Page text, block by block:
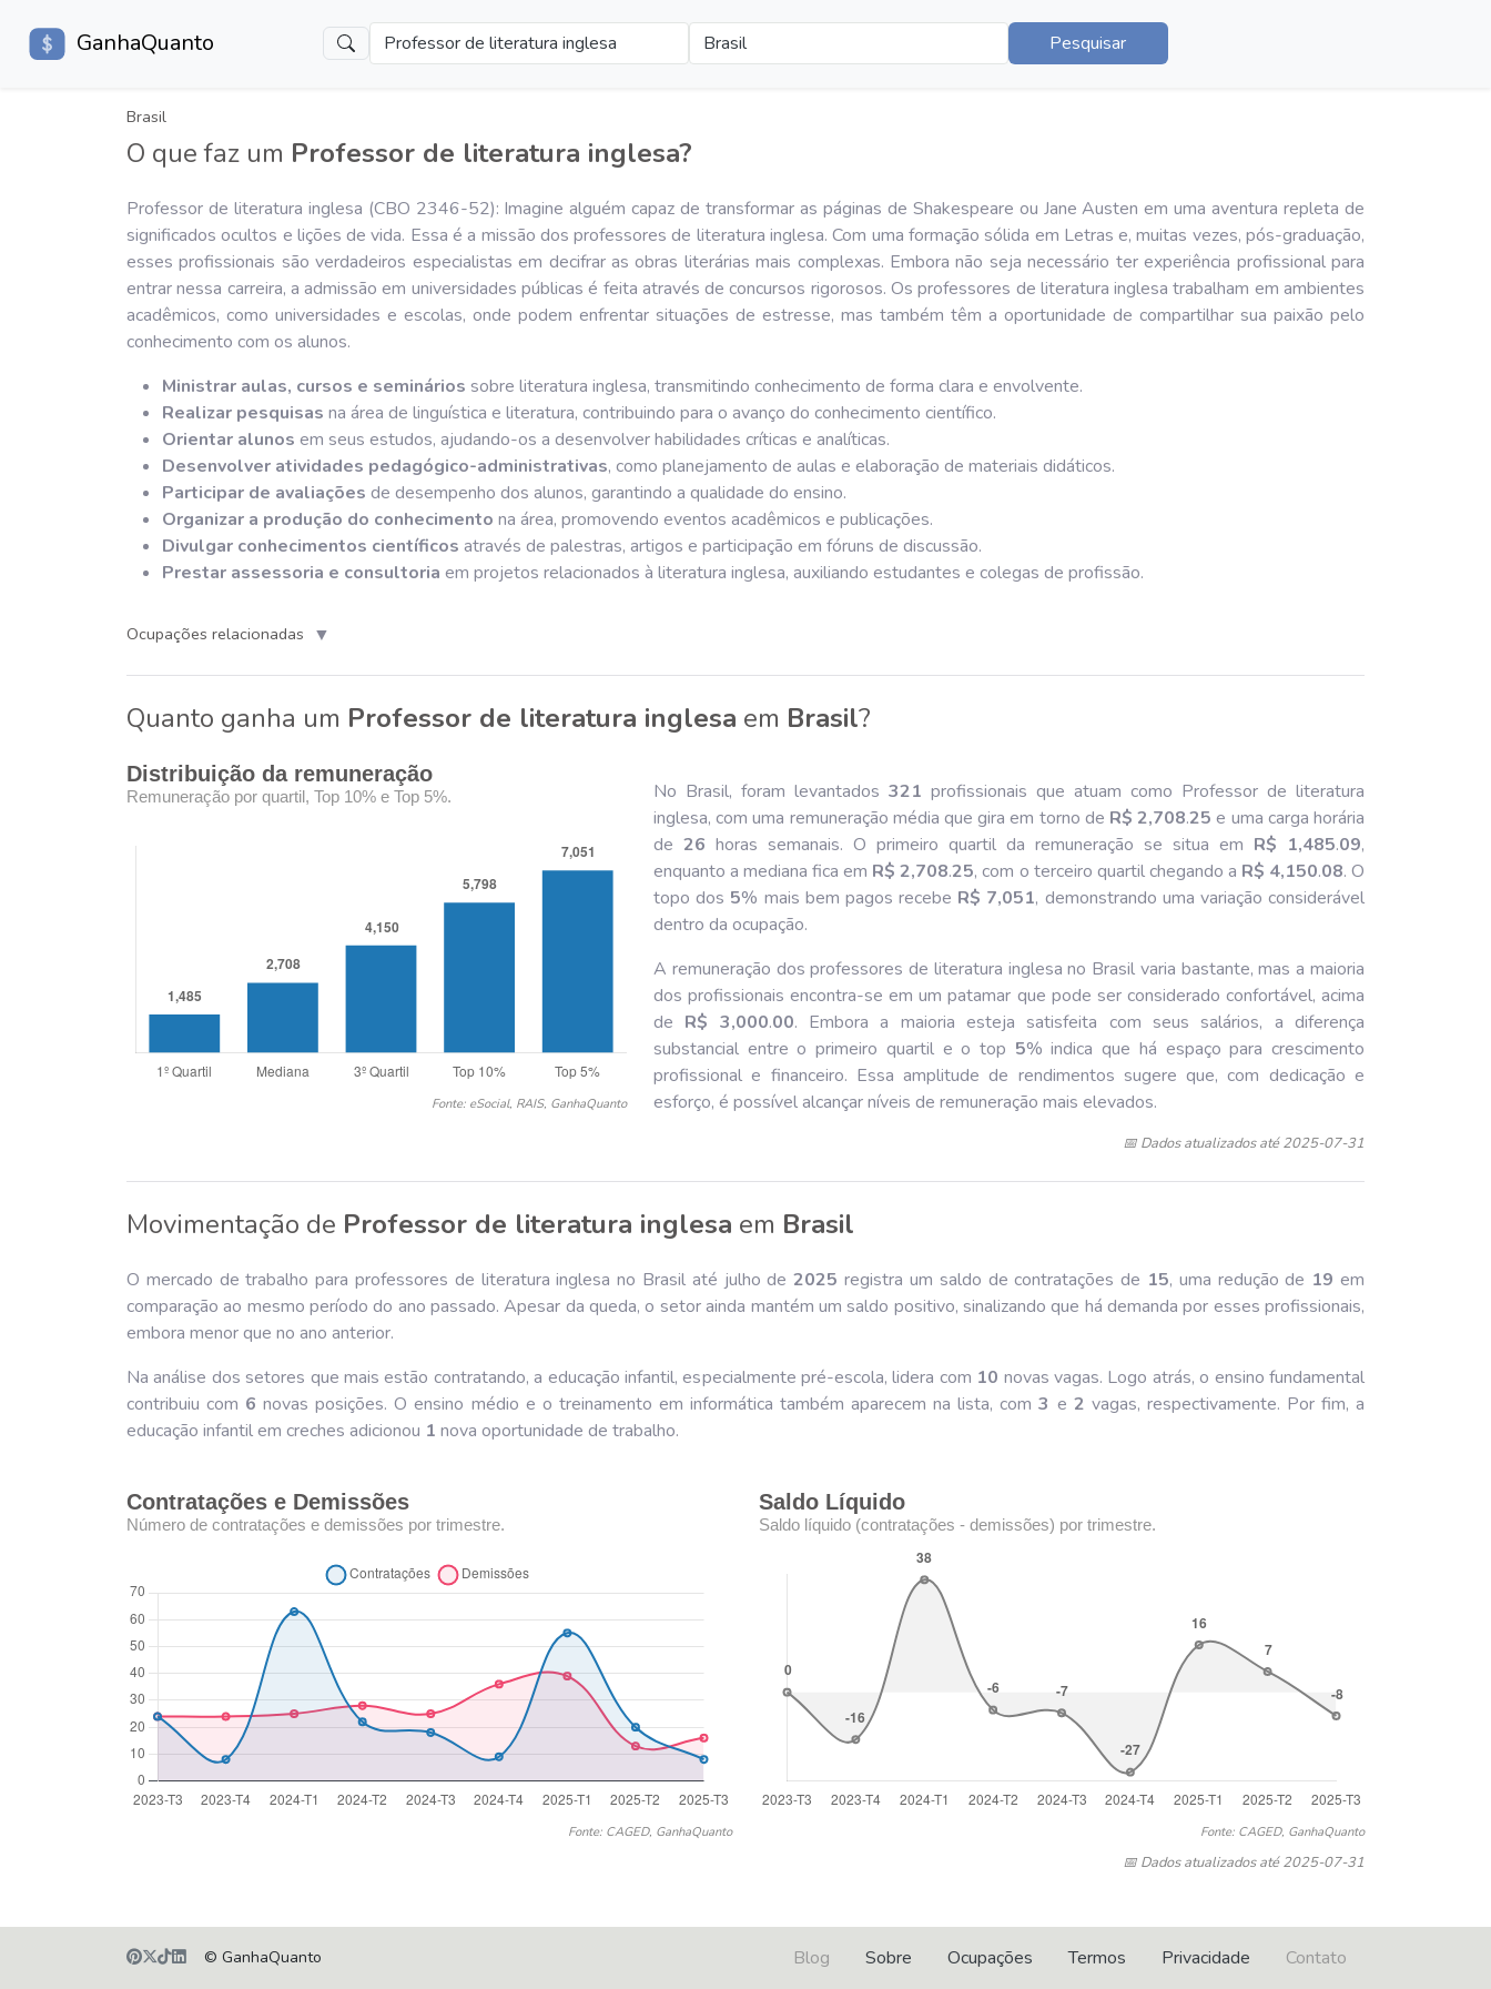
GanhaQuanto Professor de literatura inglesa Brasil Pesquisar
Brasil
O que faz um Professor de literatura inglesa?
Professor de literatura inglesa (CBO 2346-52): Imagine alguém capaz de transformar as páginas de Shakespeare ou Jane Austen em uma aventura repleta de
significados ocultos e lições de vida. Essa é a missão dos professores de literatura inglesa. Com uma formação sólida em Letras e, muitas vezes, pós-graduação,
esses profissionais são verdadeiros especialistas em decifrar as obras literárias mais complexas. Embora não seja necessário ter experiência profissional para
entrar nessa carreira, a admissão em universidades públicas é feita através de concursos rigorosos. Os professores de literatura inglesa trabalham em ambientes
acadêmicos, como universidades e escolas, onde podem enfrentar situações de estresse, mas também têm a oportunidade de compartilhar sua paixão pelo
conhecimento com os alunos.
Ministrar aulas, cursos e seminários sobre literatura inglesa, transmitindo conhecimento de forma clara e envolvente.
Realizar pesquisas na área de linguística e literatura, contribuindo para o avanço do conhecimento científico.
Orientar alunos em seus estudos, ajudando-os a desenvolver habilidades críticas e analíticas.
Desenvolver atividades pedagógico-administrativas, como planejamento de aulas e elaboração de materiais didáticos.
Participar de avaliações de desempenho dos alunos, garantindo a qualidade do ensino.
Organizar a produção do conhecimento na área, promovendo eventos acadêmicos e publicações.
Divulgar conhecimentos científicos através de palestras, artigos e participação em fóruns de discussão.
Prestar assessoria e consultoria em projetos relacionados à literatura inglesa, auxiliando estudantes e colegas de profissão.
Ocupações relacionadas ▼
Quanto ganha um Professor de literatura inglesa em Brasil?
Distribuição da remuneração
Remuneração por quartil, Top 10% e Top 5%.
Fonte: eSocial, RAIS, GanhaQuanto
No Brasil, foram levantados 321 profissionais que atuam como Professor de literatura
inglesa, com uma remuneração média que gira em torno de R$ 2,708.25 e uma carga horária
de 26 horas semanais. O primeiro quartil da remuneração se situa em R$ 1,485.09,
enquanto a mediana fica em R$ 2,708.25, com o terceiro quartil chegando a R$ 4,150.08. O
topo dos 5% mais bem pagos recebe R$ 7,051, demonstrando uma variação considerável
dentro da ocupação.
A remuneração dos professores de literatura inglesa no Brasil varia bastante, mas a maioria
dos profissionais encontra-se em um patamar que pode ser considerado confortável, acima
de R$ 3,000.00. Embora a maioria esteja satisfeita com seus salários, a diferença
substancial entre o primeiro quartil e o top 5% indica que há espaço para crescimento
profissional e financeiro. Essa amplitude de rendimentos sugere que, com dedicação e
esforço, é possível alcançar níveis de remuneração mais elevados.
📅 Dados atualizados até 2025-07-31
Movimentação de Professor de literatura inglesa em Brasil
O mercado de trabalho para professores de literatura inglesa no Brasil até julho de2025 registra um saldo de contratações de 15, uma redução de 19 em
comparação ao mesmo período do ano passado. Apesar da queda, o setor ainda mantém um saldo positivo, sinalizando que há demanda por esses profissionais,
embora menor que no ano anterior.
Na análise dos setores que mais estão contratando, a educação infantil, especialmente pré-escola, lidera com 10 novas vagas. Logo atrás, o ensino fundamental
contribuiu com 6 novas posições. O ensino médio e o treinamento em informática também aparecem na lista, com3 e 2 vagas, respectivamente. Por fim, a
educação infantil em creches adicionou 1 nova oportunidade de trabalho.
Contratações e Demissões
Número de contratações e demissões por trimestre.
Fonte: CAGED, GanhaQuanto
Saldo Líquido
Saldo líquido (contratações - demissões) por trimestre.
Fonte: CAGED, GanhaQuanto
📅 Dados atualizados até 2025-07-31
© GanhaQuanto Blog Sobre Ocupações Termos Privacidade Contato